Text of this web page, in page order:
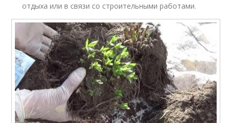
отдыха или в связи со строительными работами.